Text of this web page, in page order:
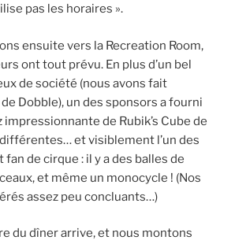
pas les horaires ».
ensuite vers la Recreation Room,
ont tout prévu. En plus d’un bel
de société (nous avons fait
Dobble), un des sponsors a fourni
impressionnante de Rubik’s Cube de
et visiblement l’un des
de cirque : il y a des balles de
et même un monocycle ! (Nos
assez peu concluants…)
du dîner arrive, et nous montons